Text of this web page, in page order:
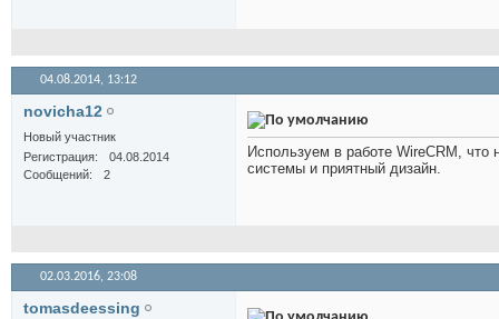
04.08.2014, 13:12
novicha12
Новый участник
Регистрация
04.08.2014
Сообщений
2
Используем в работе WireCRM, что
системы и приятный дизайн.
02.03.2016, 23:08
tomasdeessing